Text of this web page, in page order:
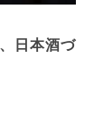
日本酒づ